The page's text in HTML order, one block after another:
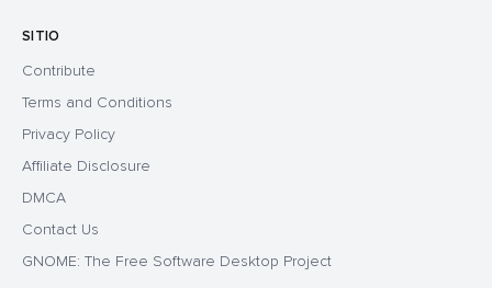
SITIO
Contribute
Terms and Conditions
Privacy Policy
Affiliate Disclosure
DMCA
Contact Us
GNOME: The Free Software Desktop Project